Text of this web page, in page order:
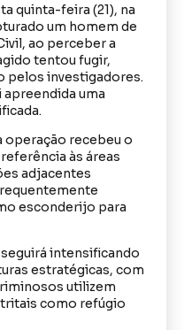
quinta-feira (21), na
um homem de
ao perceber a
tentou fugir,
pelos investigadores.
uma
operação recebeu o
às áreas
adjacentes
esconderijo para
intensificando
estratégicas, com
utilizem
como refúgio